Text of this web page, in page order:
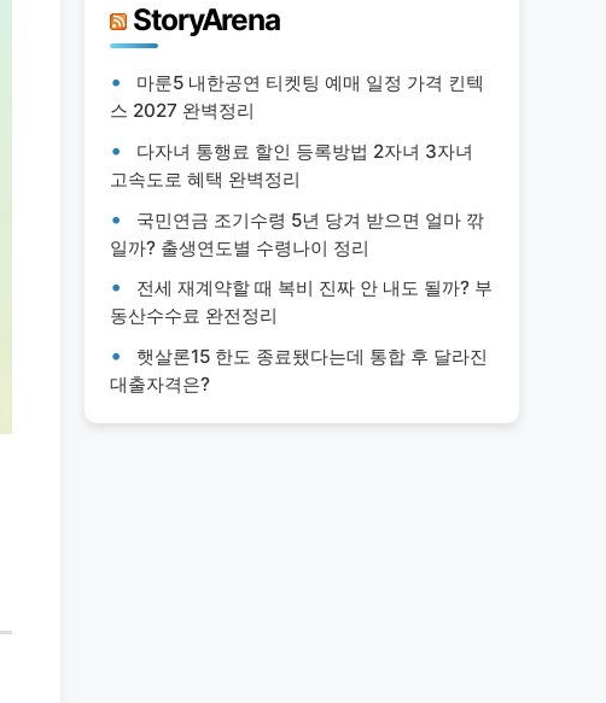
StoryArena
마룬5 내한공연 티켓팅 예매 일정 가격 킨텍
스 2027 완벽정리
다자녀 통행료 할인 등록방법 2자녀 3자녀
고속도로 혜택 완벽정리
국민연금 조기수령 5년 당겨 받으면 얼마 깎
일까? 출생연도별 수령나이 정리
전세 재계약할 때 복비 진짜 안 내도 될까? 부
동산수수료 완전정리
햇살론15 한도 종료됐다는데 통합 후 달라진
대출자격은?